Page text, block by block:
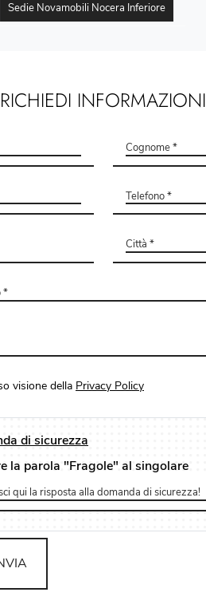
Sedie Novamobili Nocera Inferiore
RICHIEDI INFORMAZIONI
visione della Privacy Policy
di sicurezza
la parola "Fragole" al singolare